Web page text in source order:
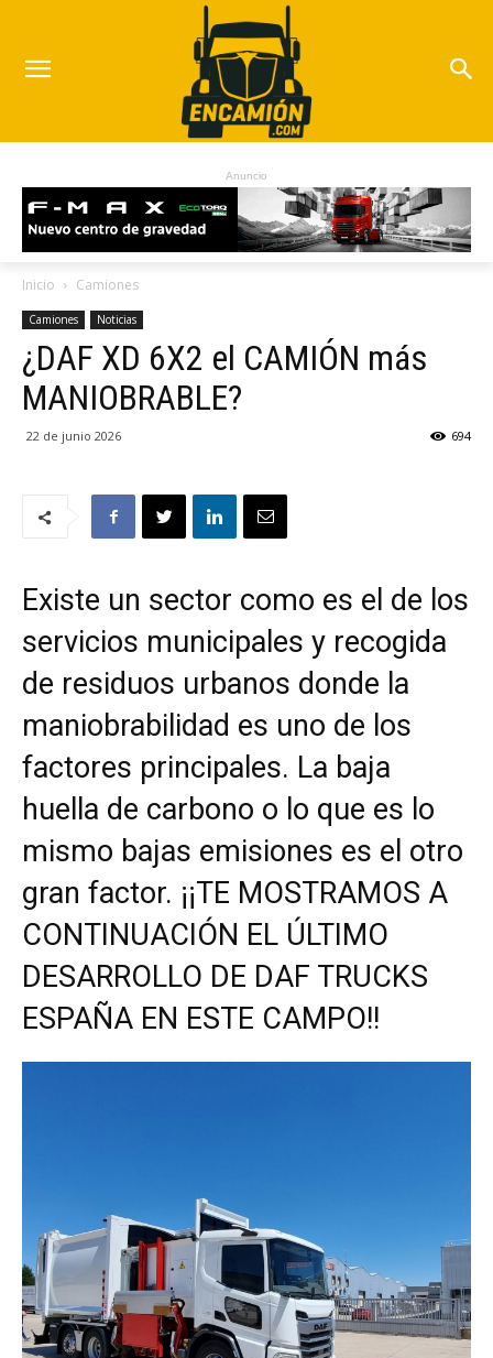
Anuncio
Inicio Camiones
Camiones Noticias
¿DAF XD 6X2 el CAMIÓN más
MANIOBRABLE?
22 de junio 2026 694
Existe un sector como es el de los
servicios municipales y recogida
de residuos urbanos donde la
maniobrabilidad es uno de los
factores principales. La baja
huella de carbono o lo que es lo
mismo bajas emisiones es el otro
gran factor. ¡¡TE MOSTRAMOS A
CONTINUACIÓN EL ÚLTIMO
DESARROLLO DE DAF TRUCKS
ESPAÑA EN ESTE CAMPO!!